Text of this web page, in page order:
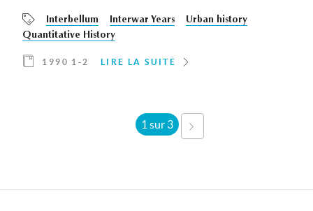
Interbellum Interwar Years
Urban history
Quantitative History
1990 1-2 LIRE LA SUITE
1 sur 3